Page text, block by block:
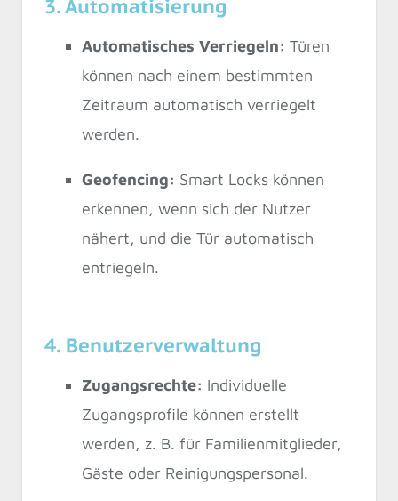
3. Automatisierung
Automatisches Verriegeln: Türen
können nach einem bestimmten
Zeitraum automatisch verriegelt
werden.
Geofencing: Smart Locks können
erkennen, wenn sich der Nutzer
nähert, und die Tür automatisch
entriegeln.
4. Benutzerverwaltung
Zugangsrechte: Individuelle
Zugangsprofile können erstellt
werden, z. B. für Familienmitglieder,
Gäste oder Reinigungspersonal.